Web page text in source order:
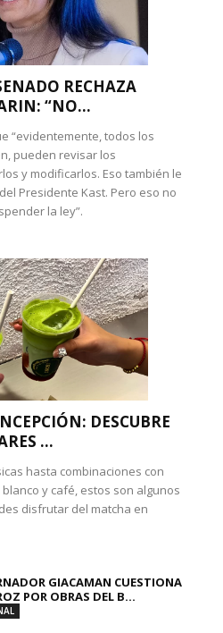
RECHAZA
“NO...
“evidentemente, todos los
pueden revisar los
y modificarlos. Eso también le
Presidente Kast. Pero eso no
la ley”.
DESCUBRE
...
hasta combinaciones con
y café, estos son algunos
disfrutar del matcha en
GIACAMAN CUESTIONA
POR OBRAS DEL B...